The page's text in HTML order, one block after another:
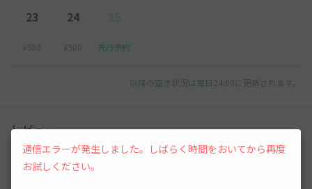
23
¥500
24
¥500 先行予約
以降の空き状況は毎日24:00に更新されます。
レビュー
5（1件）
通信エラーが発生しました。しばらく時間をおいてから再度
お試しください。